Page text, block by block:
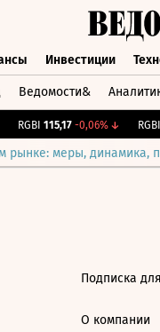
Инвестиции
Ведомости&
RGBI 115,17 -0,06%↓
рынке: меры, динамика,
Подписка
О компании